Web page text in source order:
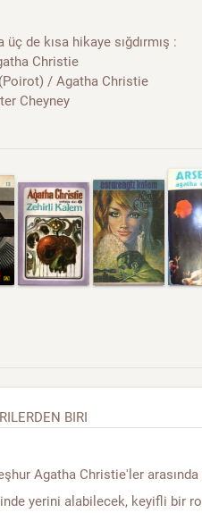
üç de kısa hikaye sığdırmış :
Christie
/ Agatha Christie
Cheyney
BIRI
Agatha Christie'ler
yerini alabilecek, keyifli bir